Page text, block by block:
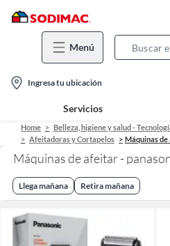
Menú
location-
icon
Ingresa tu ubicación
Servicios
Home
Belleza, higiene y salud -
Afeitadoras y Cortapelos
Máquinas
Máquinas de afeitar -
Llega mañana Retira mañana